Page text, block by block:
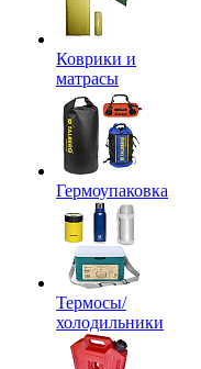
Коврики и
матрасы
Гермоупаковка
Термосы/
холодильники